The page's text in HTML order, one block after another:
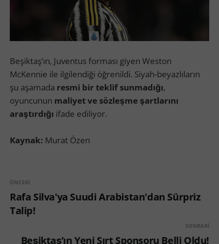
Beşiktaş’ın, Juventus forması giyen Weston
McKennie ile ilgilendiği öğrenildi. Siyah-beyazlıların
şu aşamada resmi bir teklif sunmadığı,
oyuncunun maliyet ve sözleşme şartlarını
araştırdığı ifade ediliyor.
Kaynak: Murat Özen
ÖNCEKI
Rafa Silva'ya Suudi Arabistan'dan Sürpriz
Talip!
SONRAKI
Beşiktaş’ın Yeni Sırt Sponsoru Belli Oldu!